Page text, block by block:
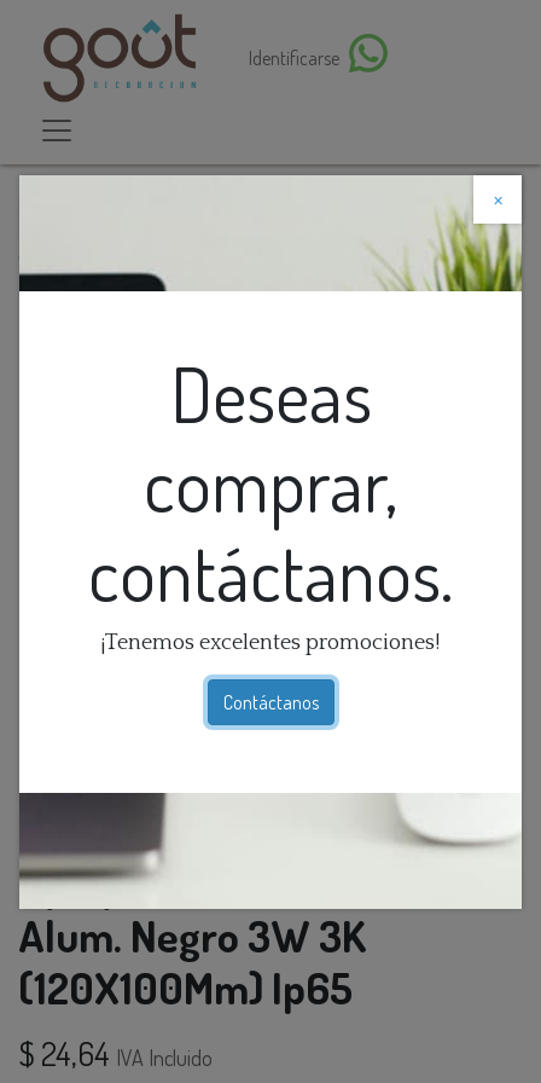
Identificarse
×
Deseas
comprar,
contáctanos.
¡Tenemos excelentes promociones!
Contáctanos
Descuento web
Aplique Pared Led Ext. Bid. Alum. Negro 3W 3K
Aplique Pared Led Ext. Bid.
Alum. Negro 3W 3K
(120X100Mm) Ip65
$ 24,64 IVA Incluido